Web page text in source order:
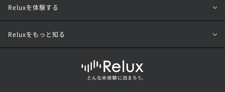
Reluxを体験する
Reluxをもっと知る